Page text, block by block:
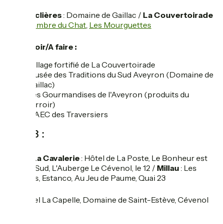
Sauclières: Domaine de Gaillac / La Couvertoirade
La Chambre du Chat Les Mourguettes
A voir/A faire :
Village fortifié de La Couvertoirade
Musée des Traditions du Sud Aveyron (Domaine de
Gaillac)
Les Gourmandises de l'Aveyron (produits du
terroir)
GAEC des Traversiers
Jour 8 :
La Cavalerie: Hôtel de La Poste, Le Bonheur est
dans le Sud, L'Auberge Le Cévenol, le 12 / Millau : Les
Arcades, Estanco, Au Jeu de Paume, Quai 23
Hôtel La Capelle, Domaine de Saint-Estève, Cévenol